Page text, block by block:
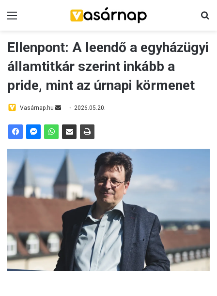
Ellenpont: A leendő a egyházügyi
államtitkár szerint inkább a
pride, mint az úrnapi körmenet
Vasárnap.hu
n
a
l
2026.05.20.